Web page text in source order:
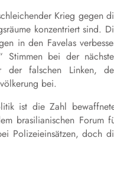
Krieg gegen
konzentriert sind.
in den Favelas
Stimmen bei der
der falschen Linken,
bei.
ist die Zahl
brasilianischen Forum
Polizeieinsätzen, doch